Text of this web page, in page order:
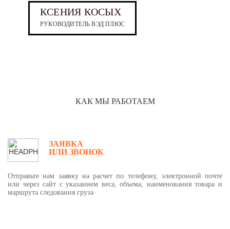
КСЕНИЯ КОСЫХ
РУКОВОДИТЕЛЬ ВЭД ПЛЮС
КАК МЫ РАБОТАЕМ
ЗАЯВКА
ИЛИ ЗВОНОК
Отправьте нам заявку на расчет по телефону, электронной почте
или через сайт с указанием веса, объема, наименования товара и
маршрута следования груза